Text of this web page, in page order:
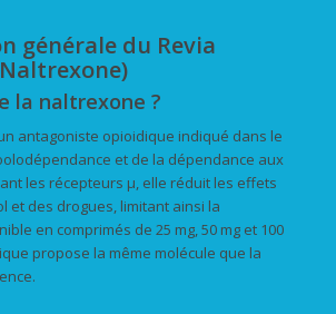
générale du Revia
la naltrexone ?
antagoniste opioidique indiqué dans le
et de la dépendance aux
les récepteurs µ, elle réduit les effets
et des drogues, limitant ainsi la
en comprimés de 25 mg, 50 mg et 100
propose la même molécule que la